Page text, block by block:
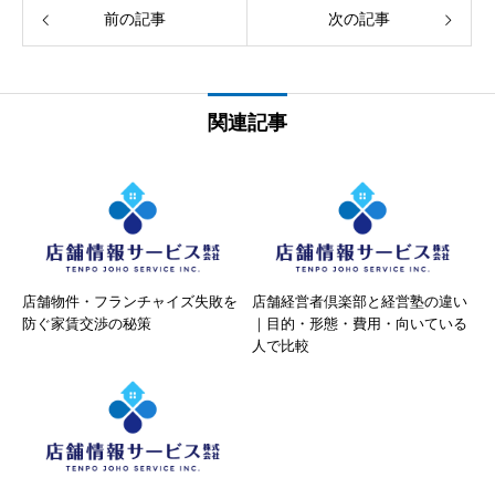
前の記事 次の記事
関連記事
店舗物件・フランチャイズ失敗を
防ぐ家賃交渉の秘策
店舗経営者倶楽部と経営塾の違い
｜目的・形態・費用・向いている
人で比較